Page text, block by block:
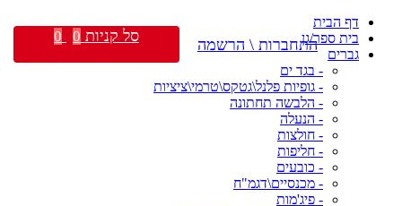
דף הבית
בית ספר/גן
גברים
- בגד ים
- גופיות פלנל\גטקס\טרמי\ציציות
- הלבשה תחתונה
- הנעלה
- חולצות
- חליפות
- כובעים
- מכנסיים\דגמ"ח
- פיג'מות
התחברות \ הרשמה סל קניות 0
0